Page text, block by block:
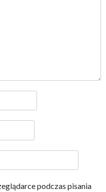
podczas pisania